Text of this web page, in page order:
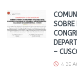
SOBRE
–
4 DE